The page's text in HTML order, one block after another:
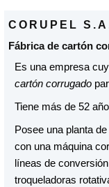
CORUPEL
Fábrica de cartón
Es una empresa
cartón corrugado
Tiene más de 52
Posee una planta
con una máquina
líneas de
troqueladoras